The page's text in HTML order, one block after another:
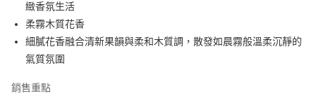
相關說明
【大哥付你分期使用說明】
1.本服務由台灣大哥大提供，台灣大哥大用戶可立即使用無須另外申請。
2.付款方式選擇「大哥付你分期」，訂單成立後會自動跳轉到大哥付的交易
流程，驗證手機門號後，選擇欲分期的期數、繳款截止日，確認付款後即完
3.實際核准額度、可分期數及費用金額請依後續交易確認頁面所載為準。
ATM付款
運送方式
全家取貨付款
緻香氛生活
柔霧木質花香
細膩花香融合清新果韻與柔和木質調，散發如晨霧般溫柔沉靜的
氣質氛圍
銷售重點